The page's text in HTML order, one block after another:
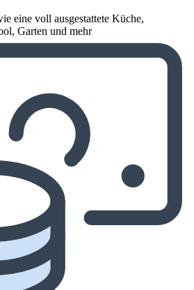
eine voll ausgestattete Küche,
Garten und mehr